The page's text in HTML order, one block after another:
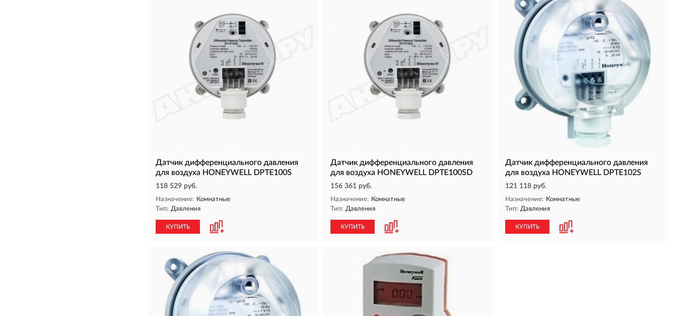
Датчик дифференциального давления
для воздуха HONEYWELL DPTE100S
118 529 руб.
Назначение: Комнатные
Тип: Давления
КУПИТЬ
Датчик дифференциального давления
для воздуха HONEYWELL DPTE100SD
156 361 руб.
Назначение: Комнатные
Тип: Давления
КУПИТЬ
Датчик дифференциального давления
для воздуха HONEYWELL DPTE102S
121 118 руб.
Назначение: Комнатные
Тип: Давления
КУПИТЬ